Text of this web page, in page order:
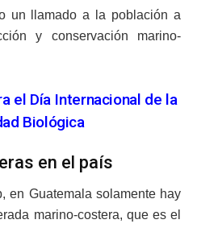
un llamado a la población a
y conservación marino-
el Día Internacional de la
Biológica
en el país
en Guatemala solamente hay
marino-costera, que es el